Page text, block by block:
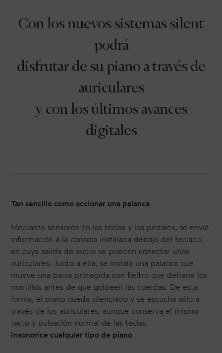
Con los nuevos sistemas silent
podrá
disfrutar de su piano a través de
auriculares
y con los últimos avances
digitales
Tan sencillo como accionar una palanca
Mediante sensores en las teclas y los pedales, se envía
información a la consola instalada debajo del teclado,
en cuya salida de audio se pueden conectar unos
auriculares. Junto a ella, se instala una palanca que
mueve una barra protegida con fieltro que detiene los
martillos antes de que golpeen las cuerdas. De esta
forma, el piano queda silenciado y se escucha sólo a
través de los auriculares, aunque conserva el mismo
tacto y pulsación normal de las teclas.
Insonorice cualquier tipo de piano